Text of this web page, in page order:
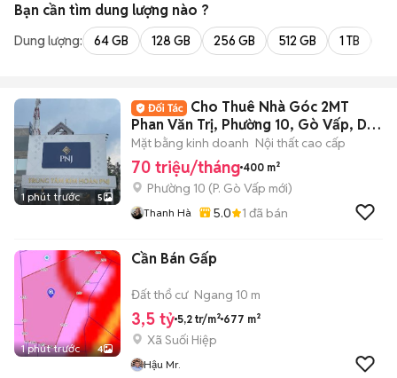
Bạn cần tìm dung lượng nào ?
Dung lượng: 64 GB 128 GB 256 GB 512 GB 1 TB
1 phút trước 5
Cho Thuê Nhà Góc 2MT
Phan Văn Trị, Phường 10, Gò Vấp, DT:
10x20m
Mặt bằng kinh doanh Nội thất cao cấp
70 triệu/tháng 400 m²
Phường 10 (P. Gò Vấp mới)
Thanh Hà 5.0 1 đã bán
1 phút trước 4
Cần Bán Gấp
Đất thổ cư Ngang 10 m
3,5 tỷ 5,2 tr/m² 677 m²
Xã Suối Hiệp
Hậu Mr.